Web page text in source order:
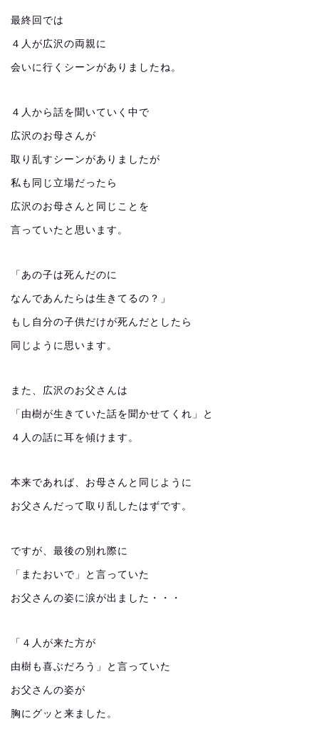
最終回では
４人が広沢の両親に
会いに行くシーンがありましたね。
４人から話を聞いていく中で
広沢のお母さんが
取り乱すシーンがありましたが
私も同じ立場だったら
広沢のお母さんと同じことを
言っていたと思います。
「あの子は死んだのに
なんであんたらは生きてるの？」
もし自分の子供だけが死んだとしたら
同じように思います。
また、広沢のお父さんは
「由樹が生きていた話を聞かせてくれ」と
４人の話に耳を傾けます。
本来であれば、お母さんと同じように
お父さんだって取り乱したはずです。
ですが、最後の別れ際に
「またおいで」と言っていた
お父さんの姿に涙が出ました・・・
「４人が来た方が
由樹も喜ぶだろう」と言っていた
お父さんの姿が
胸にグッと来ました。